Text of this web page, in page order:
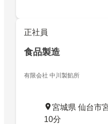
正社員
食品製造
有限会社 中川製餡所
宮城県 仙台市
10分